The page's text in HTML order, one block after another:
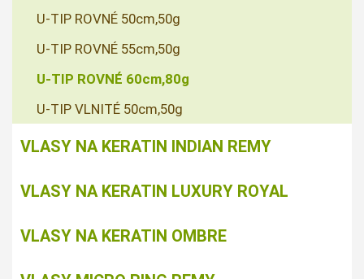
U-TIP ROVNÉ 50cm,50g
U-TIP ROVNÉ 55cm,50g
U-TIP ROVNÉ 60cm,80g
U-TIP VLNITÉ 50cm,50g
VLASY NA KERATIN INDIAN REMY
VLASY NA KERATIN LUXURY ROYAL
VLASY NA KERATIN OMBRE